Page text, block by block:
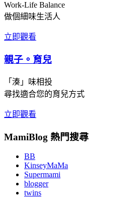
Work-Life Balance
做個細味生活人
立即觀看
親子。育兒
「湊」味相投
尋找適合您的育兒方式
立即觀看
MamiBlog 熱門搜尋
BB
KinseyMaMa
Supermami
blogger
twins